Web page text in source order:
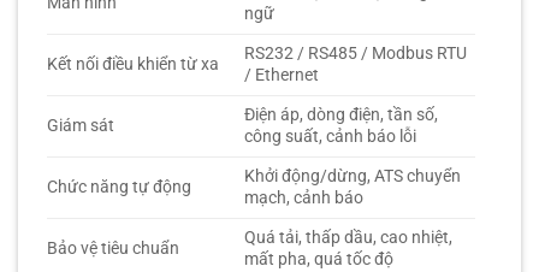
ngữ
Kết nối điều khiển từ xa
RS232 / RS485 / Modbus RTU
/ Ethernet
Giám sát
Điện áp, dòng điện, tần số,
công suất, cảnh báo lỗi
Chức năng tự động
Khởi động/dừng, ATS chuyển
mạch, cảnh báo
Bảo vệ tiêu chuẩn
Quá tải, thấp dầu, cao nhiệt,
mất pha, quá tốc độ